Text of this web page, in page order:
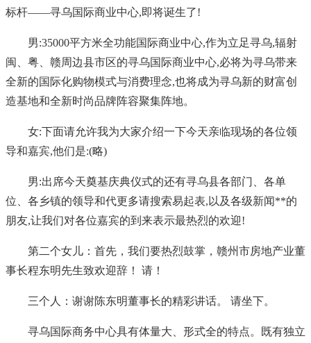
标杆——寻乌国际商业中心,即将诞生了!
男:35000平方米全功能国际商业中心,作为立足寻乌,辐射
闽、粤、赣周边县市区的寻乌国际商业中心,必将为寻乌带来
全新的国际化购物模式与消费理念,也将成为寻乌新的财富创
造基地和全新时尚品牌阵容聚集阵地。
女:下面请允许我为大家介绍一下今天亲临现场的各位领
导和嘉宾,他们是:(略)
男:出席今天奠基庆典仪式的还有寻乌县各部门、各单
位、各乡镇的领导和代更多请搜索易起表,以及各级新闻**的
朋友,让我们对各位嘉宾的到来表示最热烈的欢迎!
第二个女儿：首先，我们要热烈鼓掌，赣州市房地产业董
事长程东明先生致欢迎辞！ 请！
三个人：谢谢陈东明董事长的精彩讲话。 请坐下。
寻乌国际商务中心具有体量大、形式全的特点。既有独立